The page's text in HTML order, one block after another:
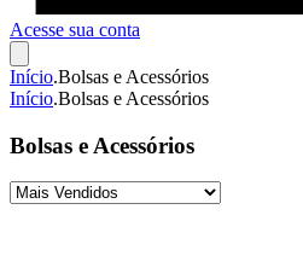
Acesse sua conta
Início.Bolsas e Acessórios
Início.Bolsas e Acessórios
Bolsas e Acessórios